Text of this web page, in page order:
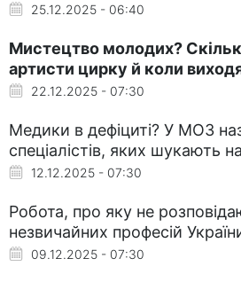
25.12.2025 - 06:40
Мистецтво молодих?
артисти цирку й коли
22.12.2025 - 07:30
Медики в дефіциті? У МОЗ
спеціалістів, яких шукають
12.12.2025 - 07:30
Робота, про яку не
незвичайних професій
09.12.2025 - 07:30